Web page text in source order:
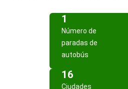
1
Número de
paradas de
autobús
16
Ciudades